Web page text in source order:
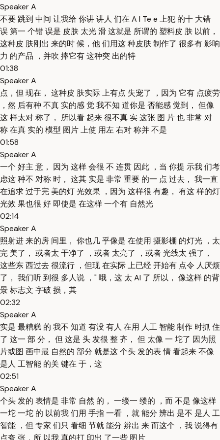
Speaker A
不要 跳到 中间 让我给 你讲 讲人 们在 A I Te e 上犯 的十 大错
误 第一 个错 误是 皮肤 太光 滑 这就是 所谓的 塑料皮 肤 以前，
这种皮 肤刚出 来的时 候，他 们用这 种皮肤 制作了 很多有 影响
力 的产品 ，并吹 捧它有 这种突 出的特
01:38
Speaker A
点，但 现在， 这种皮 肤实际 上有点 失宠了 ，因为 它有 点疲劳
，然 后有种 不真 实的感 觉 我不知 道你是 否能感 觉到， 但像
这 样太对 称了， 所以看 起来 很不真 实 这张 图 片 也 非常 对
称 在真 实的 模型 图片 上使 用左 右对 称并 不是
01:58
Speaker A
一个 好主 意， 因为 这样 会很 不 连贯 因此 ，当 你提 示我 们考
虑这 种不 对称 时， 这其 实是 非常 重要 的一 点 过去， 我一直
在追求 过于完 美的灯 光效果 ，因为 这样很 有趣， 有这 样的灯
光效 果也很 好 即使是 在这样 一个有 自然光
02:14
Speaker A
照射进 来的房 间里， 你也几 乎像是 在使用 摄影棚 的灯光 ，太
完 美了， 或者太 干净了 ，或者 太亮了 ，或者 光线太 强了，
这些东 西过去 很流行 ，但现 在实际 上已经 开始有 点令 人厌烦
了， 我们听 到很 多人说 ，" 哦，这 太 AI 了 所以， 像这样 的背
景 标志文 字破 损，其
02:32
Speaker A
实是 最糟糕 的 我不 知道 有没 有人 在用 人工 智能 制作 时抓 住
了 这一 部 分， 但 这是 头 发很 整 齐， 但 太像 一 坨了 因为照
片或图 画中最 自然的 部分 就是这 个头 发的表 情 看起来 不像
是人 工智能 的关 键在 于，这
02:51
Speaker A
个头 发的 表情是 非常 自然 的， 一缕一 缕的 ，而 不是 像这样
一坨 一坨 的 以前我 们用 手指 一看 ，就 能分 辨出 是不 是人 工
智能 ，但 专家 们只 看细 节就 能分 辨出 来 而这个 ，我 说得有
点夸 张，所 以我 真的打 印出 了一些 图片